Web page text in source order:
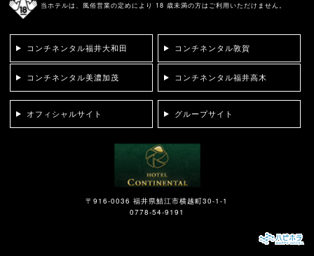
当ホテルは、風俗営業の定めにより 18 歳未満の方はご利用いただけません。
コンチネンタル福井大和田 コンチネンタル敦賀
コンチネンタル美濃加茂 コンチネンタル福井高木
オフィシャルサイト グループサイト
〒916-0036 福井県鯖江市横越町30-1-1
0778-54-9191